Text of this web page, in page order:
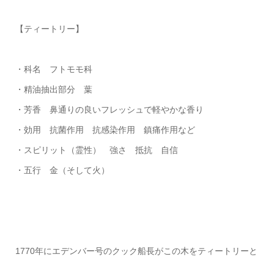
【ティートリー】
・科名 フトモモ科
・精油抽出部分 葉
・芳香 鼻通りの良いフレッシュで軽やかな香り
・効用 抗菌作用 抗感染作用 鎮痛作用など
・スピリット（霊性） 強さ 抵抗 自信
・五行 金（そして火）
1770年にエデンバー号のクック船長がこの木をティートリーと